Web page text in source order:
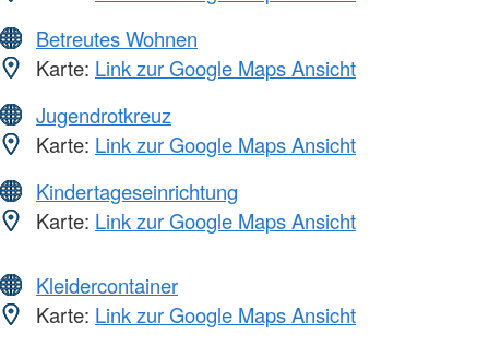
Betreutes Wohnen
Karte: Link zur Google Maps Ansicht
Jugendrotkreuz
Karte: Link zur Google Maps Ansicht
Kindertageseinrichtung
Karte: Link zur Google Maps Ansicht
Kleidercontainer
Karte: Link zur Google Maps Ansicht